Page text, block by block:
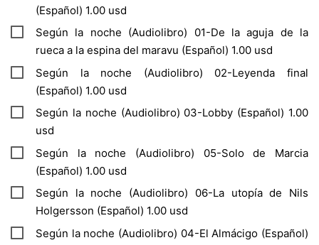
(Español) 1.00 usd
Según la noche (Audiolibro) 01-De la aguja de la
rueca a la espina del maravu (Español) 1.00 usd
Según la noche (Audiolibro) 02-Leyenda final
(Español) 1.00 usd
Según la noche (Audiolibro) 03-Lobby (Español) 1.00
usd
Según la noche (Audiolibro) 05-Solo de Marcia
(Español) 1.00 usd
Según la noche (Audiolibro) 06-La utopía de Nils
Holgersson (Español) 1.00 usd
Según la noche (Audiolibro) 04-El Almácigo (Español)